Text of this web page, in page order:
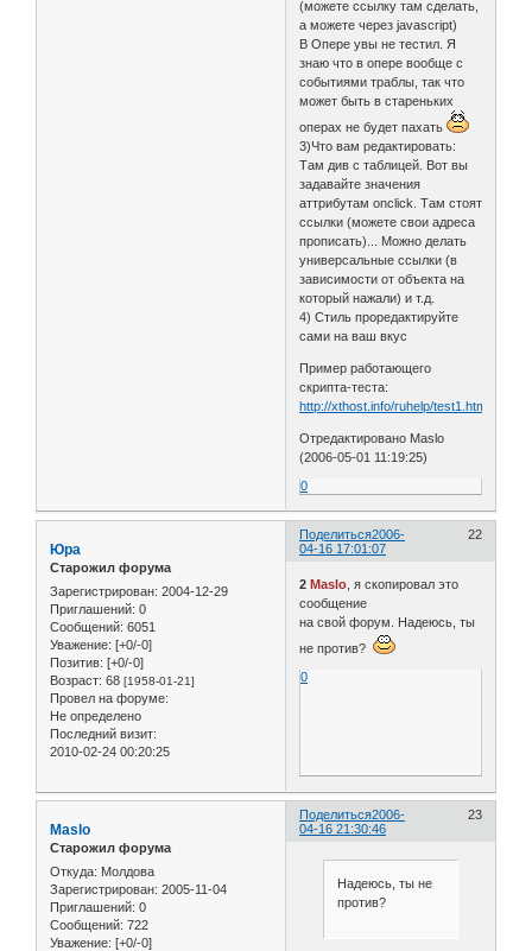
<TR><td
</td></tr>
<TR><td style="border-
</td></tr>
</table>
</div>
(можете ссылку там сделать,
а можете через javascript)
В Опере увы не тестил. Я
знаю что в опере вообще с
событиями траблы, так что
может быть в стареньких
операх не будет пахать
3)Что вам редактировать:
Там див с таблицей. Вот вы
задавайте значения
аттрибутам onclick. Там стоят
ссылки (можете свои адреса
прописать)... Можно делать
универсальные ссылки (в
зависимости от объекта на
который нажали) и т.д.
4) Стиль проредактируйте
сами на ваш вкус
Пример работающего
скрипта-теста:
http://xthost.info/ruhelp/test1.html
Отредактировано Maslo
(2006-05-01 11:19:25)
0
Поделиться 22
2006-
04-16 17:01:07
Юра
Старожил форума
Зарегистрирован: 2004-12-29
Приглашений: 0
Сообщений: 6051
Уважение: [+0/-0]
Позитив: [+0/-0]
Возраст: 68 [1958-01-21]
Провел на форуме:
Не определено
Последний визит:
2010-02-24 00:20:25
2Maslo , я скопировал это
сообщение
на свой форум. Надеюсь, ты
не против?
0
Поделиться 23
2006-
04-16 21:30:46
Maslo
Старожил форума
Откуда: Молдова
Зарегистрирован: 2005-11-04
Приглашений: 0
Сообщений: 722
Уважение: [+0/-0]
Надеюсь, ты не
против?